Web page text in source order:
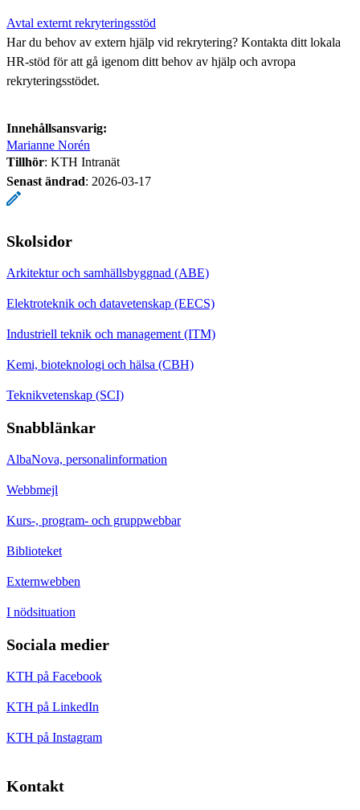
Avtal externt rekryteringsstöd
Har du behov av extern hjälp vid rekrytering? Kontakta ditt lokala
HR-stöd för att gå igenom ditt behov av hjälp och avropa
rekryteringsstödet.
Innehållsansvarig:
Marianne Norén
Tillhör: KTH Intranät
Senast ändrad: 2026-03-17
Skolsidor
Arkitektur och samhällsbyggnad (ABE)
Elektroteknik och datavetenskap (EECS)
Industriell teknik och management (ITM)
Kemi, bioteknologi och hälsa (CBH)
Teknikvetenskap (SCI)
Snabblänkar
AlbaNova, personalinformation
Webbmejl
Kurs-, program- och gruppwebbar
Biblioteket
Externwebben
I nödsituation
Sociala medier
KTH på Facebook
KTH på LinkedIn
KTH på Instagram
Kontakt